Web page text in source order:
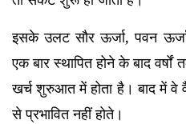
इसके उलट सौर ऊर्जा, पवन
एक बार स्थापित होने के बाद
खर्च शुरुआत में होता है। बाद में वे
से प्रभावित नहीं होते।